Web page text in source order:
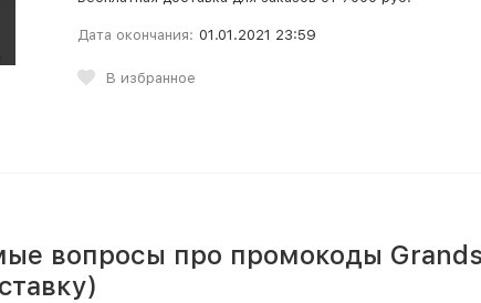
Дата окончания: 01.01.2021 23:59
В избранное
вопросы про промокоды